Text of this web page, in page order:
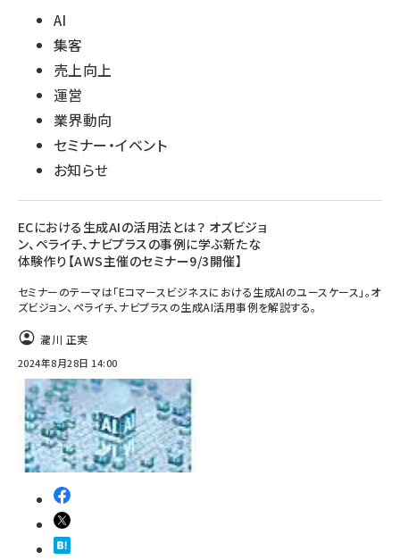
AI
集客
売上向上
運営
業界動向
セミナー・イベント
お知らせ
ECにおける生成AIの活用法とは？ オズビジョ
ン、ペライチ、ナビプラスの事例に学ぶ新たな
体験作り【AWS主催のセミナー9/3開催】
セミナーのテーマは「Eコマースビジネスにおける生成AIのユースケース」。オ
ズビジョン、ペライチ、ナビプラスの生成AI活用事例を解説する。
瀧川 正実
2024年8月28日 14:00